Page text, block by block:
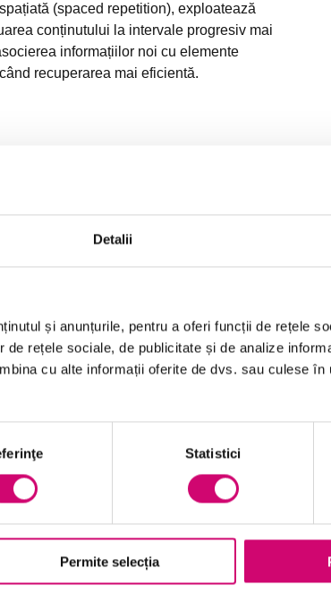
Detalii
și anunțurile, pentru a oferi funcții de rețele
rețele sociale, de publicitate și de analize
cu alte informații oferite de dvs. sau culese
Statistici
Permite selecția
(spaced repetition), exploatează
conținutului la intervale progresiv mai
informațiilor noi cu elemente
recuperarea mai eficientă.
mai multor stiluri de învățare.
și coduri de culoare;
audio și discuții;
și rezumate.
că folosirea combinată a mai multor
autonom ar trebui să exploreze
și de obiectivele urmărite.
autoeducație. Stabilirea unui program fix
la formarea unui obicei și la reducerea
și dotat cu resursele necesare, susține o